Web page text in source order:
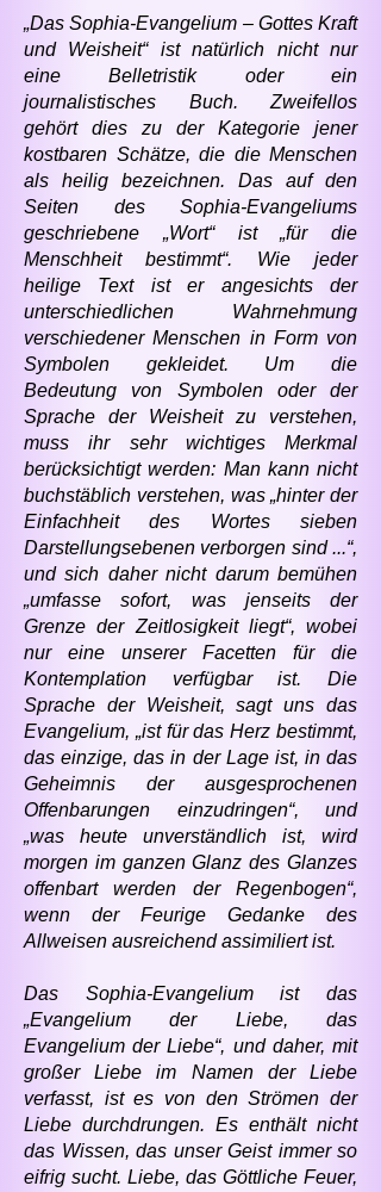
„Das Sophia-Evangelium – Gottes Kraft
und Weisheit“ ist natürlich nicht nur
eine Belletristik oder ein
journalistisches Buch. Zweifellos
gehört dies zu der Kategorie jener
kostbaren Schätze, die die Menschen
als heilig bezeichnen. Das auf den
Seiten des Sophia-Evangeliums
geschriebene „Wort“ ist „für die
Menschheit bestimmt“. Wie jeder
heilige Text ist er angesichts der
unterschiedlichen Wahrnehmung
verschiedener Menschen in Form von
Symbolen gekleidet. Um die
Bedeutung von Symbolen oder der
Sprache der Weisheit zu verstehen,
muss ihr sehr wichtiges Merkmal
berücksichtigt werden: Man kann nicht
buchstäblich verstehen, was „hinter der
Einfachheit des Wortes sieben
Darstellungsebenen verborgen sind ...“,
und sich daher nicht darum bemühen
„umfasse sofort, was jenseits der
Grenze der Zeitlosigkeit liegt“, wobei
nur eine unserer Facetten für die
Kontemplation verfügbar ist. Die
Sprache der Weisheit, sagt uns das
Evangelium, „ist für das Herz bestimmt,
das einzige, das in der Lage ist, in das
Geheimnis der ausgesprochenen
Offenbarungen einzudringen“, und
„was heute unverständlich ist, wird
morgen im ganzen Glanz des Glanzes
offenbart werden der Regenbogen“,
wenn der Feurige Gedanke des
Allweisen ausreichend assimiliert ist.
Das Sophia-Evangelium ist das
„Evangelium der Liebe, das
Evangelium der Liebe“, und daher, mit
großer Liebe im Namen der Liebe
verfasst, ist es von den Strömen der
Liebe durchdrungen. Es enthält nicht
das Wissen, das unser Geist immer so
eifrig sucht. Liebe, das Göttliche Feuer,